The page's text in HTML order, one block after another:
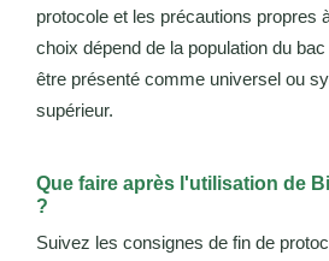
protocole et les précautions propres
choix dépend de la population du
être présenté comme universel ou
supérieur.
Que faire après l'utilisation de
?
Suivez les consignes de fin de